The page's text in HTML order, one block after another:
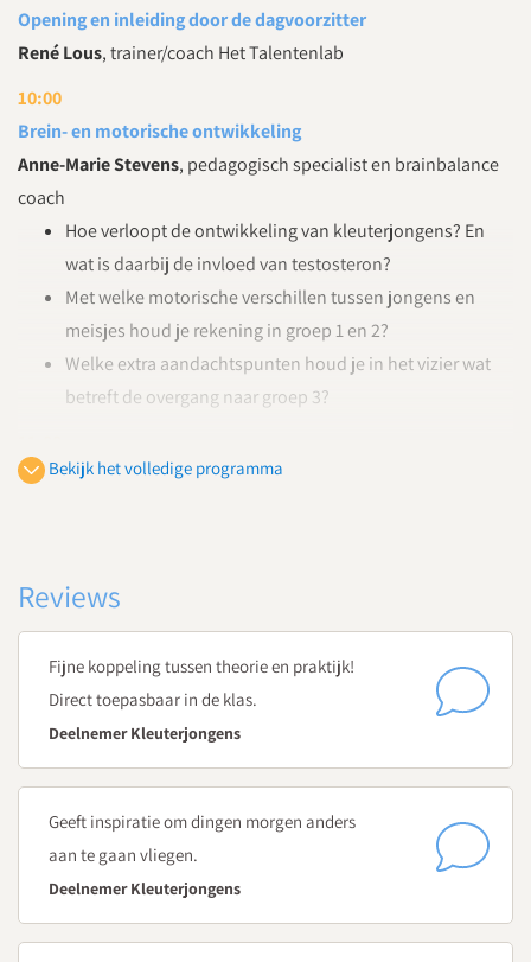
Opening en inleiding door de dagvoorzitter
René Lous, trainer/coach Het Talentenlab
10:00
Brein- en motorische ontwikkeling
Anne-Marie Stevens, pedagogisch specialist en brainbalance
coach
Hoe verloopt de ontwikkeling van kleuterjongens? En
wat is daarbij de invloed van testosteron?
Met welke motorische verschillen tussen jongens en
meisjes houd je rekening in groep 1 en 2?
Welke extra aandachtspunten houd je in het vizier wat
betreft de overgang naar groep 3?
Koffie- en theepauze
Suze Roelofs
Hoe laat je ondernemingszin en exploratiedrang van
Hoe organiseer je ruimte en vrijheid voor
kleuterjongens? En hoe waarborg je tegelijkertijd samen
met hen de rust in de groep?
12:15
Verzorgde lunch
Bekijk het volledige programma
Reviews
Fijne koppeling tussen theorie en praktijk!
Direct toepasbaar in de klas.
Deelnemer Kleuterjongens
Geeft inspiratie om dingen morgen anders
aan te gaan vliegen.
Deelnemer Kleuterjongens